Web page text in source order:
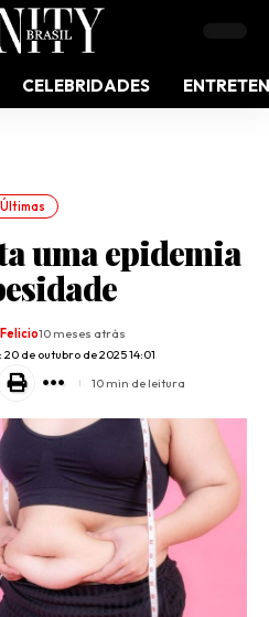
CELEBRIDADES
Últimas
uma epidemia
de outubro de 2025 14:01
10 meses atrás
10 min de leitura